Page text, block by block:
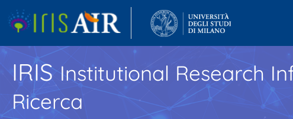
IRISInstitutional Research
Ricerca